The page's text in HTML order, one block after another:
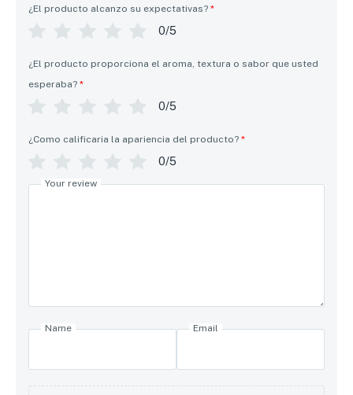
¿El producto alcanzo su expectativas? *
0/5
¿El producto proporciona el aroma, textura o sabor que usted
esperaba? *
0/5
¿Como calificaria la apariencia del producto? *
0/5
Your review
Name Email